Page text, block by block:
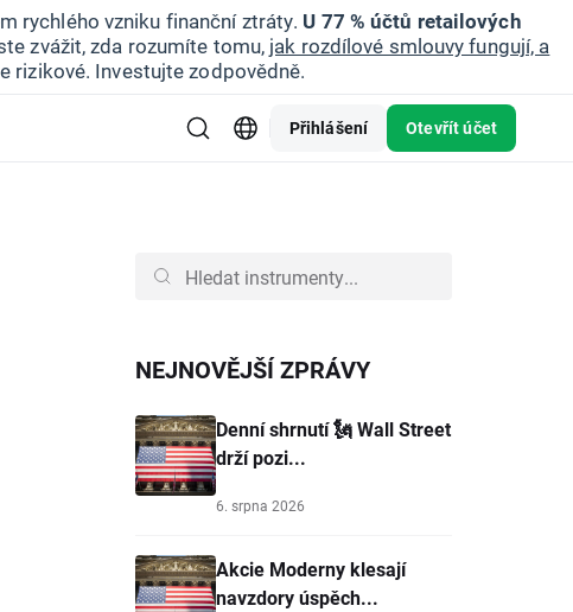
rychlého vzniku finanční ztráty. U 77 % účtů retailových
zvážit, zda rozumíte tomu, jak rozdílové smlouvy fungují, a
rizikové. Investujte zodpovědně.
Přihlášení Otevřít účet
NEJNOVĚJŠÍ ZPRÁVY
Denní shrnutí 🗽 Wall Street
drží pozi...
6. srpna 2026
Akcie Moderny klesají
navzdory úspěch...